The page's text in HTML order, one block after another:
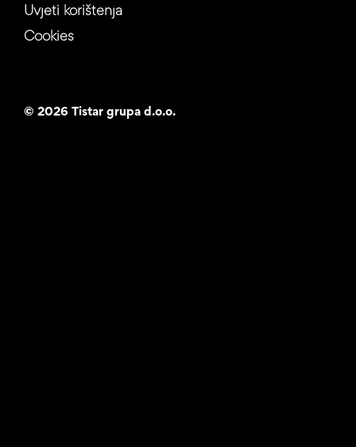
Uvjeti korištenja
Cookies
© 2026 Tistar grupa d.o.o.